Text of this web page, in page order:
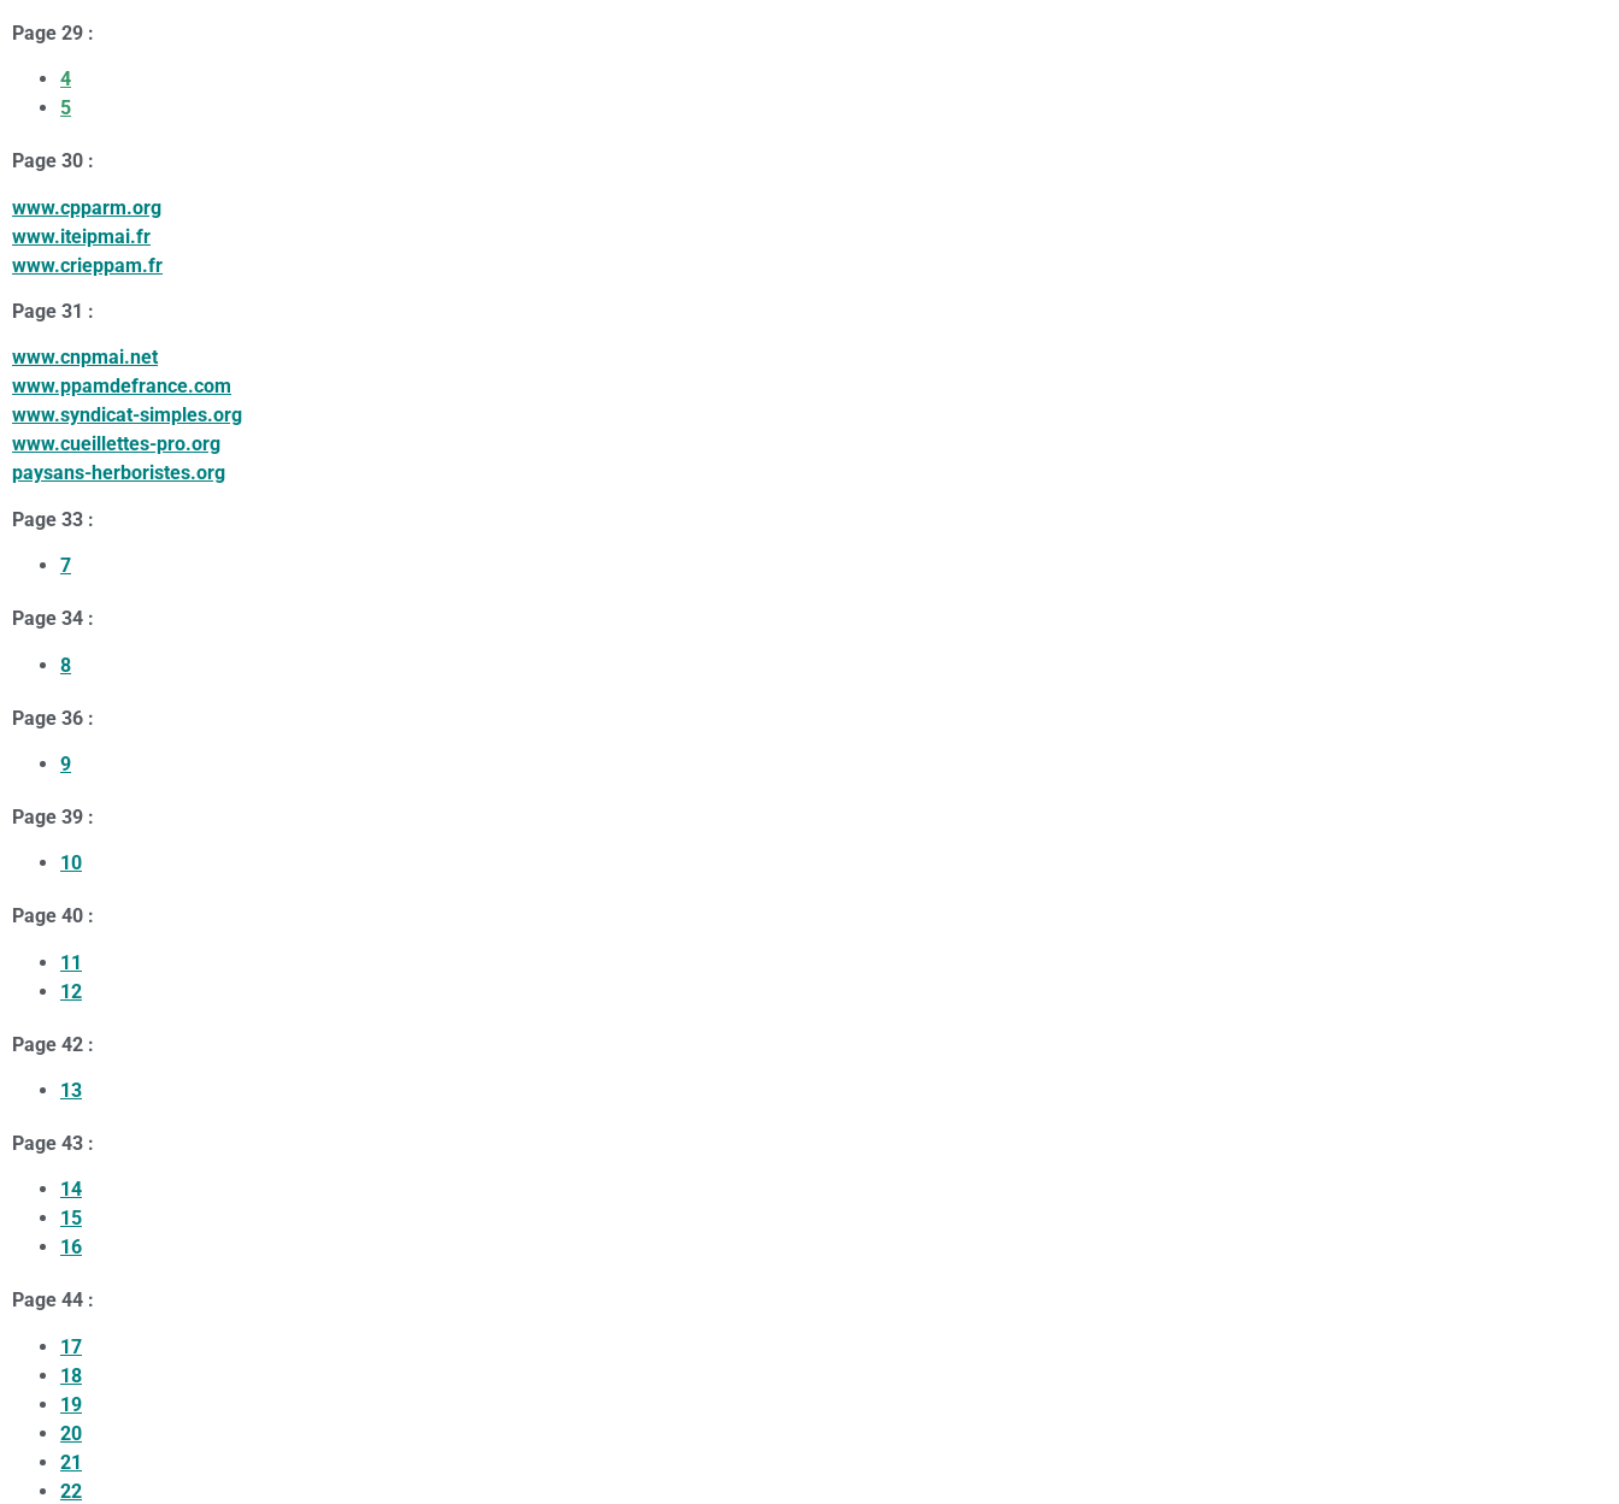
Page 29 :
4
5
Page 30 :
www.cpparm.org
www.iteipmai.fr
www.crieppam.fr
Page 31 :
www.cnpmai.net
www.ppamdefrance.com
www.syndicat-simples.org
www.cueillettes-pro.org
paysans-herboristes.org
Page 33 :
7
Page 34 :
8
Page 36 :
9
Page 39 :
10
Page 40 :
11
12
Page 42 :
13
Page 43 :
14
15
16
Page 44 :
17
18
19
20
21
22